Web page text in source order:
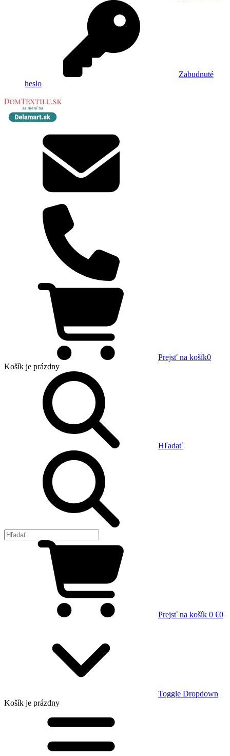
Zabudnuté
heslo
Prejsť na košík0
Košík je prázdny
Hľadať
Prejsť na košík 0 €0
Toggle Dropdown
Košík je prázdny